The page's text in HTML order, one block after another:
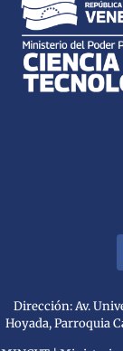
Dirección: Av.
Hoyada, Parroquia